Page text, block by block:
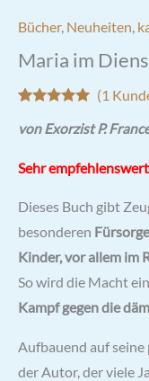
Bücher, Neuheiten,
Maria im
5.00von 5,
Kundenbewertung
(1
von Exorzist P.
Sehr
Dieses Buch gibt
besonderen
Kinder, vor allem im
So wird die Macht
Kampf gegen die
Aufbauend auf
der Autor, der viele